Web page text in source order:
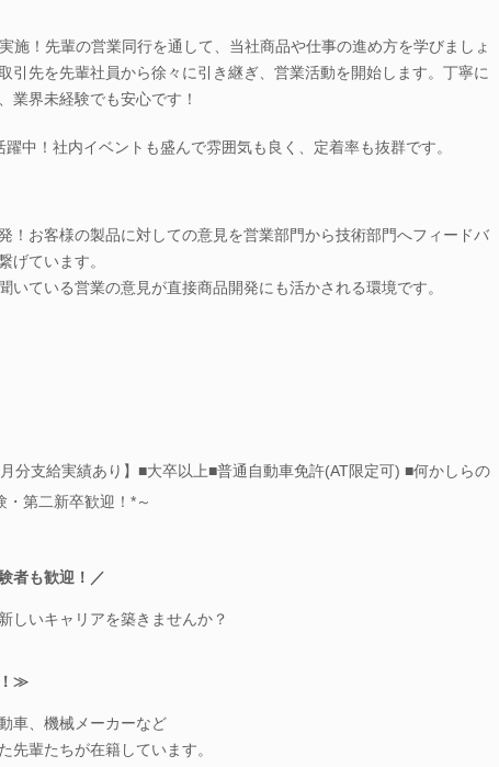
施！先輩の営業同行を通して、当社商品や仕事の進め方を学びましょ
引先を先輩社員から徐々に引き継ぎ、営業活動を開始します。丁寧に
業界未経験でも安心です！
中！社内イベントも盛んで雰囲気も良く、定着率も抜群です。
！お客様の製品に対しての意見を営業部門から技術部門へフィードバ
げています。
いている営業の意見が直接商品開発にも活かされる環境です。
月分支給実績あり】■大卒以上■普通自動車免許(AT限定可) ■何かしらの
第二新卒歓迎！*～
者も歓迎！／
しいキャリアを築きませんか？
≫
車、機械メーカーなど
先輩たちが在籍しています。